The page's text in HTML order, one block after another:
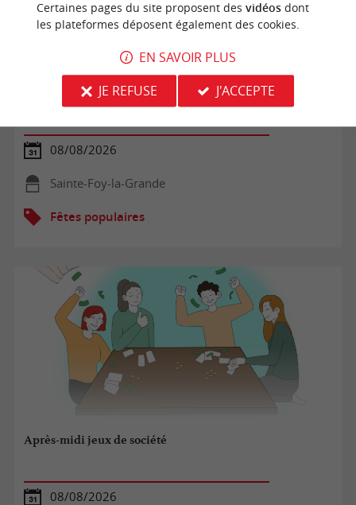
Dégustations avec un vigneron à la Maison des Sainte-
Foy-Côtes-de-Bordeaux
08/08/2026
Sainte-Foy-la-Grande
Fêtes populaires
Après-midi jeux de société
08/08/2026
Certaines pages du site proposent des vidéosdont
les plateformes déposent également des cookies.
EN SAVOIR PLUS
JE REFUSE
J'ACCEPTE